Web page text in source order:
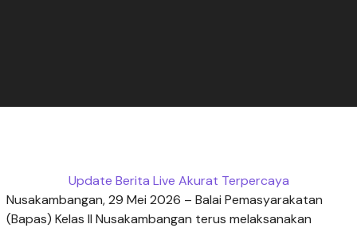
Update Berita Live Akurat Terpercaya
Nusakambangan, 29 Mei 2026 – Balai Pemasyarakatan
(Bapas) Kelas II Nusakambangan terus melaksanakan